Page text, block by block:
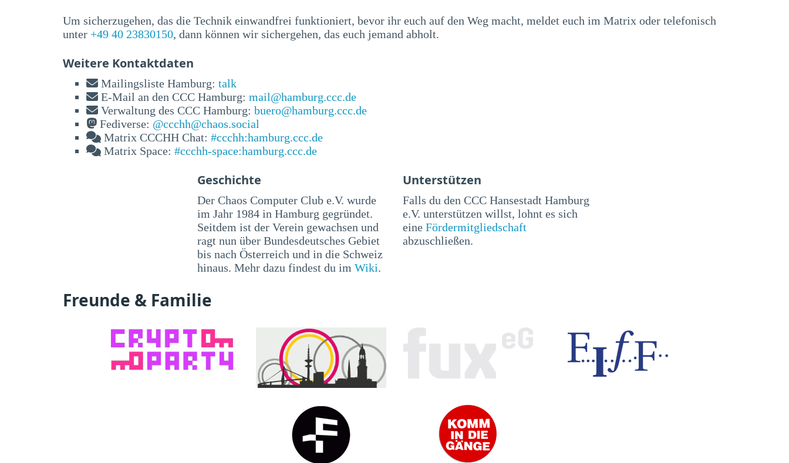
Um sicherzugehen, das die Technik einwandfrei funktioniert, bevor ihr euch auf den Weg macht, meldet euch im Matrix oder telefonisch
unter +49 40 23830150, dann können wir sichergehen, das euch jemand abholt.
Weitere Kontaktdaten
Mailingsliste Hamburg: talk
E-Mail an den CCC Hamburg: mail@hamburg.ccc.de
Verwaltung des CCC Hamburg: buero@hamburg.ccc.de
Fediverse: @ccchh@chaos.social
Matrix CCCHH Chat: #ccchh:hamburg.ccc.de
Matrix Space: #ccchh-space:hamburg.ccc.de
Geschichte
Der Chaos Computer Club e.V. wurde
im Jahr 1984 in Hamburg gegründet.
Seitdem ist der Verein gewachsen und
ragt nun über Bundesdeutsches Gebiet
bis nach Österreich und in die Schweiz
hinaus. Mehr dazu findest du im Wiki.
Unterstützen
Falls du den CCC Hansestadt Hamburg
e.V. unterstützen willst, lohnt es sich
eine Fördermitgliedschaft
abzuschließen.
Freunde & Familie